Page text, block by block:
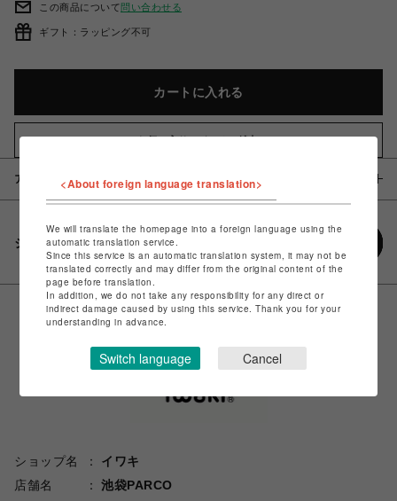
この商品について問い合わせる
ギフト：ラッピング不可
カートに入れる
お気に入りアイテムに追加
アイテム説明 / 素材
シェアする
ショップ名
イワキ
店舗名
池袋PARCO
<About foreign language translation>
We will translate the homepage into a foreign language using the
automatic translation service.
Since this service is an automatic translation system, it may not be
translated correctly and may differ from the original content of the
page before translation.
In addition, we do not take any responsibility for any direct or
indirect damage caused by using this service. Thank you for your
understanding in advance.
Switch language Cancel